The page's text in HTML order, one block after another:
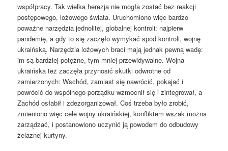
współpracy. Tak wielka herezja nie mogła zostać bez reakcji
postępowego, lożowego świata. Uruchomiono więc bardzo
poważne narzędzia jednolitej, globalnej kontroli: najpierw
pandemię, a gdy to się zaczęło wymykać spod kontroli, wojnę
ukraińską. Narzędzia lożowych braci mają jednak pewną wadę:
im są bardziej potężne, tym mniej przewidywalne. Wojna
ukraińska też zaczęła przynosić skutki odwrotne od
zamierzonych: Wschód, zamiast się nawrócić, pokajać i
powrócić do wspólnego porządku wzmocnił się i zintegrował, a
Zachód osłabił i zdezorganizował. Coś trzeba było zrobić,
zmieniono więc cele wojny ukraińskiej, konfliktem wszak można
zarządzać, i postanowiono uczynić ją powodem do odbudowy
żelaznej kurtyny.